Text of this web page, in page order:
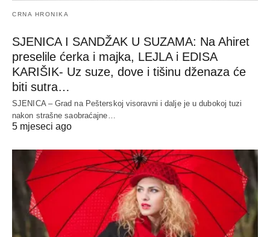
CRNA HRONIKA
SJENICA I SANDŽAK U SUZAMA: Na Ahiret
preselile ćerka i majka, LEJLA i EDISA
KARIŠIK- Uz suze, dove i tišinu dženaza će
biti sutra…
SJENICA – Grad na Pešterskoj visoravni i dalje je u dubokoj tuzi
nakon strašne saobraćajne…
5 mjeseci ago